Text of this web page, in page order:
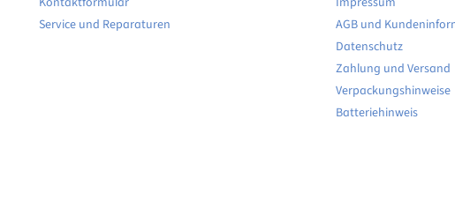
Service und Reparaturen
AGB und
Datenschutz
Zahlung und Versand
Verpackungshinweise
Batteriehinweis